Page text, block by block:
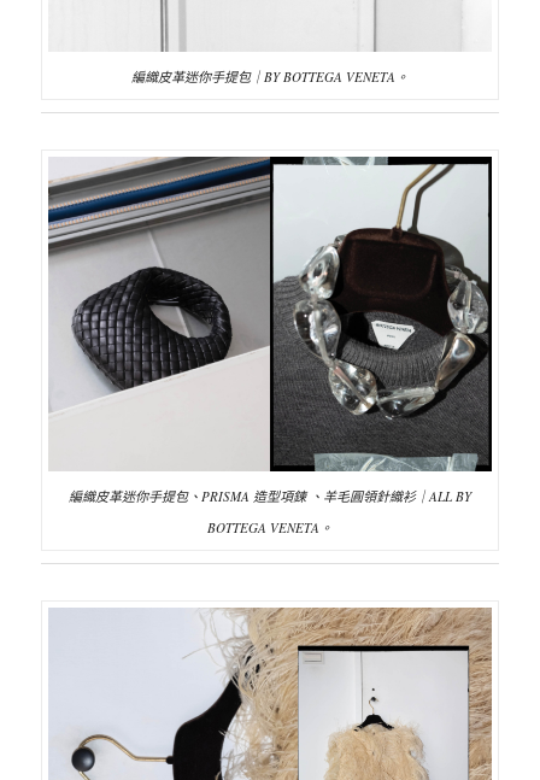
編織皮革迷你手提包｜BY BOTTEGA VENETA。
編織皮革迷你手提包、PRISMA 造型項鍊 、羊毛圓領針織衫｜ALL BY
BOTTEGA VENETA。